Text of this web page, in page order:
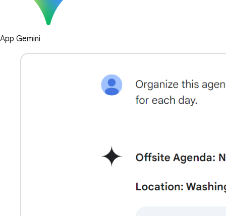
App Gemini